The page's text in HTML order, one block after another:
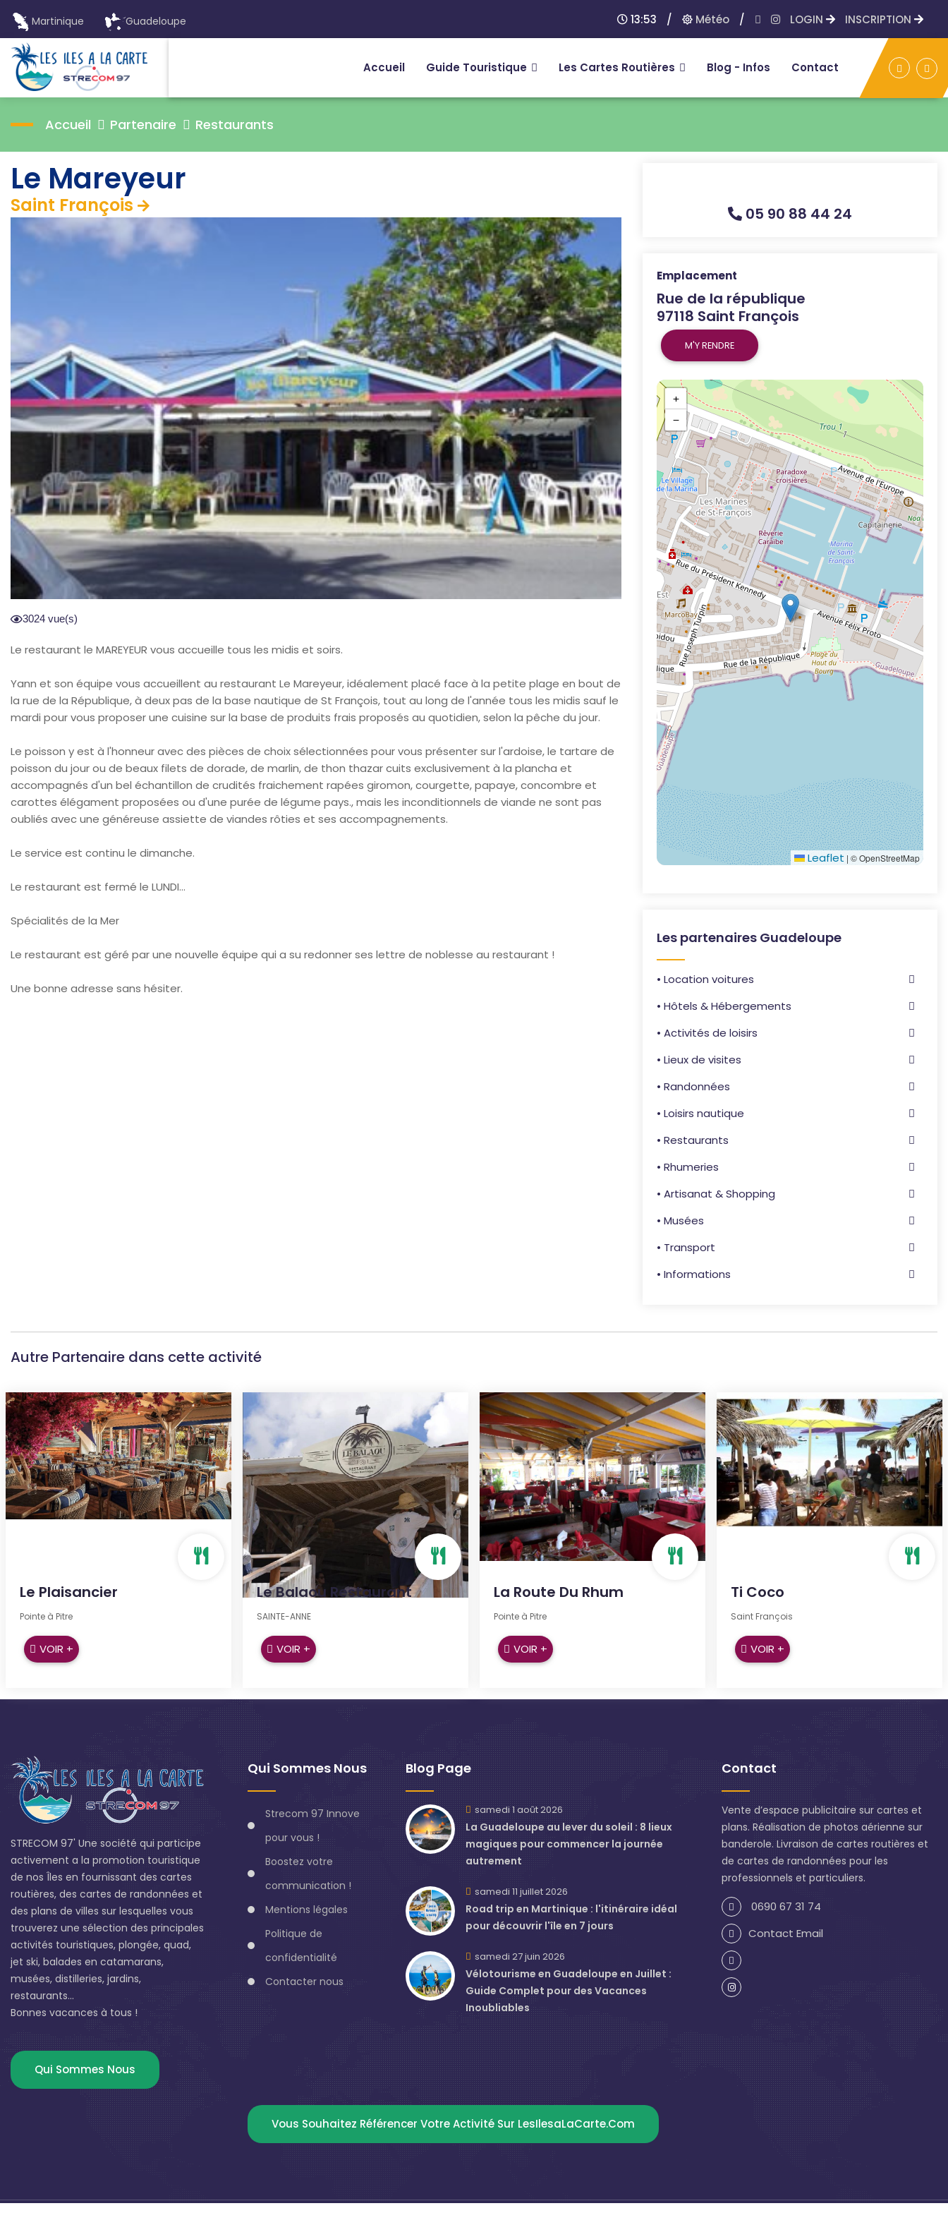
Martinique Guadeloupe 13:53 / Météo / LOGIN INSCRIPTION
Accueil Guide Touristique Les Cartes Routières Blog - Infos Contact
Accueil Partenaire Restaurants
Le Mareyeur
Saint François
3024 vue(s)
Le restaurant le MAREYEUR vous accueille tous les midis et soirs.
Yann et son équipe vous accueillent au restaurant Le Mareyeur, idéalement placé face à la petite plage en bout de
la rue de la République, à deux pas de la base nautique de St François, tout au long de l'année tous les midis sauf le
mardi pour vous proposer une cuisine sur la base de produits frais proposés au quotidien, selon la pêche du jour.
Le poisson y est à l'honneur avec des pièces de choix sélectionnées pour vous présenter sur l'ardoise, le tartare de
poisson du jour ou de beaux filets de dorade, de marlin, de thon thazar cuits exclusivement à la plancha et
accompagnés d'un bel échantillon de crudités fraichement rapées giromon, courgette, papaye, concombre et
carottes élégament proposées ou d'une purée de légume pays., mais les inconditionnels de viande ne sont pas
oubliés avec une généreuse assiette de viandes rôties et ses accompagnements.
Le service est continu le dimanche.
Le restaurant est fermé le LUNDI...
Spécialités de la Mer
Le restaurant est géré par une nouvelle équipe qui a su redonner ses lettre de noblesse au restaurant !
Une bonne adresse sans hésiter.
05 90 88 44 24
Emplacement
Rue de la république
97118 Saint François
M'Y RENDRE
+
−
Leaflet | © OpenStreetMap
Les partenaires Guadeloupe
• Location voitures
• Hôtels & Hébergements
• Activités de loisirs
• Lieux de visites
• Randonnées
• Loisirs nautique
• Restaurants
• Rhumeries
• Artisanat & Shopping
• Musées
• Transport
• Informations
Autre Partenaire dans cette activité
Le Plaisancier
Pointe à Pitre
VOIR +
Le Balaou Restaurant
SAINTE-ANNE
VOIR +
La Route Du Rhum
Pointe à Pitre
VOIR +
Ti Coco
Saint François
VOIR +
STRECOM 97' Une société qui participe
activement a la promotion touristique
de nos Îles en fournissant des cartes
routières, des cartes de randonnées et
des plans de villes sur lesquelles vous
trouverez une sélection des principales
activités touristiques, plongée, quad,
jet ski, balades en catamarans,
musées, distilleries, jardins,
restaurants...
Bonnes vacances à tous !
Qui Sommes Nous
Qui Sommes Nous
Strecom 97 Innove
pour vous !
Boostez votre
communication !
Mentions légales
Politique de
confidentialité
Contacter nous
Blog Page
samedi 1 août 2026
La Guadeloupe au lever du soleil : 8 lieux
magiques pour commencer la journée
autrement
samedi 11 juillet 2026
Road trip en Martinique : l'itinéraire idéal
pour découvrir l'île en 7 jours
samedi 27 juin 2026
Vélotourisme en Guadeloupe en Juillet :
Guide Complet pour des Vacances
Inoubliables
Contact
Vente d’espace publicitaire sur cartes et
plans. Réalisation de photos aérienne sur
banderole. Livraison de cartes routières et
de cartes de randonnées pour les
professionnels et particuliers.
0690 67 31 74
Contact Email
Vous Souhaitez Référencer Votre Activité Sur LesIlesaLaCarte.com